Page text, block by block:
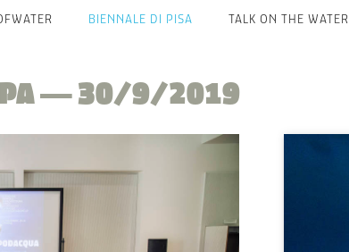
BIENNALE DI PISA TALK ON THE WATER
— 30/9/2019